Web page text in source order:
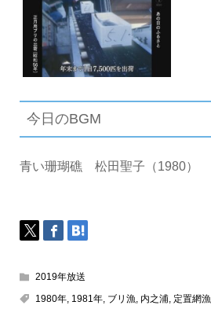
今日のBGM
青い珊瑚礁 松田聖子（1980）
2019年放送
1980年, 1981年, ブリ漁, 内之浦, 定置網漁